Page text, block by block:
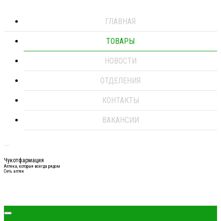
ГЛАВНАЯ
ТОВАРЫ
НОВОСТИ
ОТДЕЛЕНИЯ
КОНТАКТЫ
ВАКАНСИИ
Чукотфармация
Аптека, которая всегда рядом
Сеть аптек